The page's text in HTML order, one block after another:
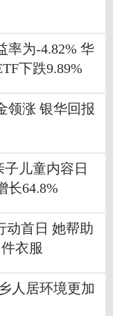
率为-4.82% 华
下跌9.89%
领涨 银华回报
儿童内容日
长64.8%
动首日 她帮助
衣服
人居环境更加